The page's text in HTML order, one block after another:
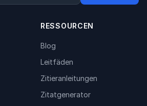
RESSOURCEN
Blog
Leitfäden
Zitieranleitungen
Zitatgenerator